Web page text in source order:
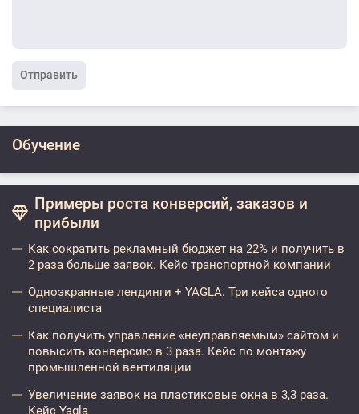
Отправить
Обучение
Примеры роста конверсий, заказов и
прибыли
Как сократить рекламный бюджет на 22% и получить в
2 раза больше заявок. Кейс транспортной компании
Одноэкранные лендинги + YAGLA. Три кейса одного
специалиста
Как получить управление «неуправляемым» сайтом и
повысить конверсию в 3 раза. Кейс по монтажу
промышленной вентиляции
Увеличение заявок на пластиковые окна в 3,3 раза.
Кейс Yagla